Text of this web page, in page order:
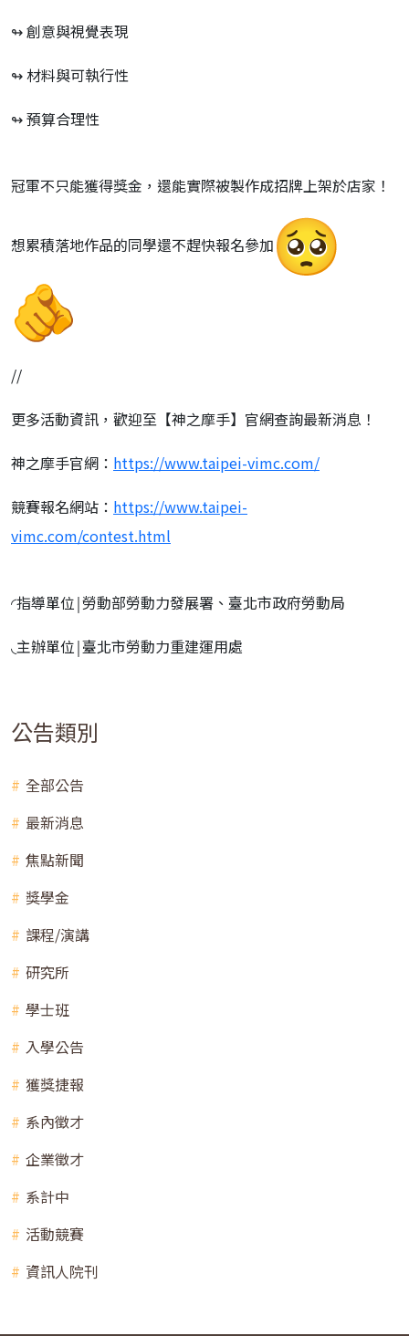
↬ 創意與視覺表現
↬ 材料與可執行性
↬ 預算合理性
冠軍不只能獲得獎金，還能實際被製作成招牌上架於店家！
想累積落地作品的同學還不趕快報名參加
//
更多活動資訊，歡迎至【神之摩手】官網查詢最新消息！
神之摩手官網： https://www.taipei-vimc.com/
競賽報名網站： https://www.taipei-
vimc.com/contest.html
◜指導單位￨勞動部勞動力發展署、臺北市政府勞動局
◟主辦單位￨臺北市勞動力重建運用處
公告類別
全部公告
最新消息
焦點新聞
獎學金
課程/演講
研究所
學士班
入學公告
獲獎捷報
系內徵才
企業徵才
系計中
活動競賽
資訊人院刊